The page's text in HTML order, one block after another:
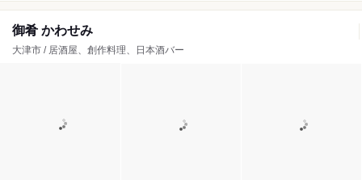
御肴 かわせみ
大津市 / 居酒屋、創作料理、日本酒バー